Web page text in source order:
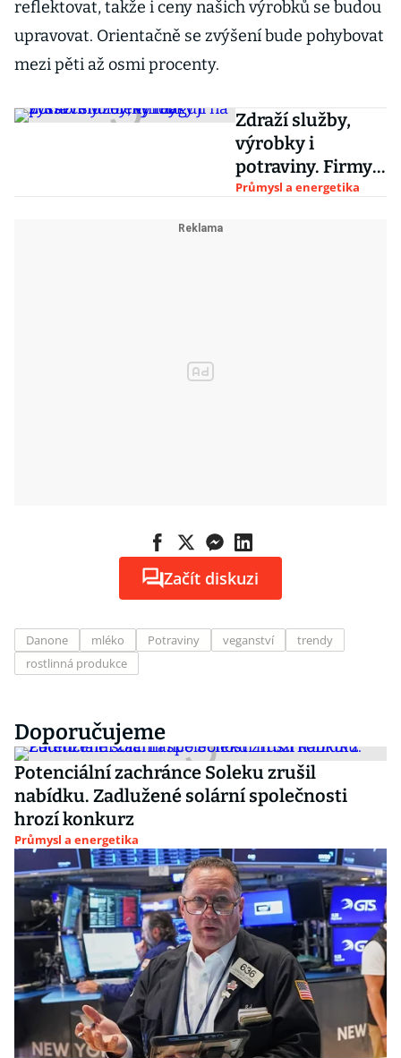
reflektovat, takže i ceny našich výrobků se budou
upravovat. Orientačně se zvýšení bude pohybovat
mezi pěti až osmi procenty.
Zdraží služby,
výrobky i
potraviny. Firmy
reagují na vyšší
Průmysl a energetika
Začít diskuzi
Danone mléko Potraviny veganství
trendy
rostlinná produkce
Doporučujeme
Potenciální zachránce Soleku zrušil
nabídku. Zadlužené solární společnosti
hrozí konkurz
Průmysl a energetika